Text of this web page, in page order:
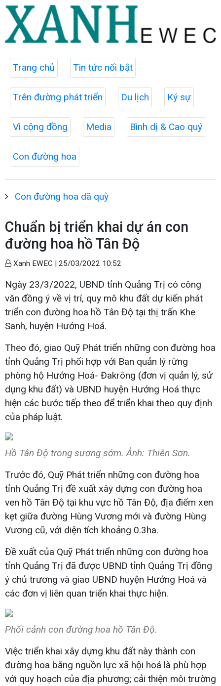
Trang chủ Tin tức nổi bật
Trên đường phát triển Du lịch Ký sự
Vì cộng đồng Media Bình dị & Cao quý
Con đường hoa
Con đường hoa dã quỳ
Chuẩn bị triển khai dự án con
đường hoa hồ Tân Độ
Xanh EWEC | 25/03/2022 10:52
Ngày 23/3/2022, UBND tỉnh Quảng Trị có công
văn đồng ý về vị trí, quy mô khu đất dự kiến phát
triển con đường hoa hồ Tân Độ tại thị trấn Khe
Sanh, huyện Hướng Hoá.
Theo đó, giao Quỹ Phát triển những con đường hoa
tỉnh Quảng Trị phối hợp với Ban quản lý rừng
phòng hộ Hướng Hoá- Đakrông (đơn vị quản lý, sử
dụng khu đất) và UBND huyện Hướng Hoá thực
hiện các bước tiếp theo để triển khai theo quy định
của pháp luật.
Hồ Tân Độ trong sương sớm. Ảnh: Thiên Sơn.
Trước đó, Quỹ Phát triển những con đường hoa
tỉnh Quảng Trị đề xuất xây dựng con đường hoa
ven hồ Tân Độ tại khu vực hồ Tân Độ, địa điểm xen
kẹt giữa đường Hùng Vương mới và đường Hùng
Vương cũ, với diện tích khoảng 0.3ha.
Đề xuất của Quỹ Phát triển những con đường hoa
tỉnh Quảng Trị đã được UBND tỉnh Quảng Trị đồng
ý chủ trương và giao UBND huyện Hướng Hoá và
các đơn vị liên quan triển khai thực hiện.
Phối cảnh con đường hoa hồ Tân Độ.
Việc triển khai xây dựng khu đất này thành con
đường hoa bằng nguồn lực xã hội hoá là phù hợp
với quy hoạch của địa phương; cải thiện môi trường